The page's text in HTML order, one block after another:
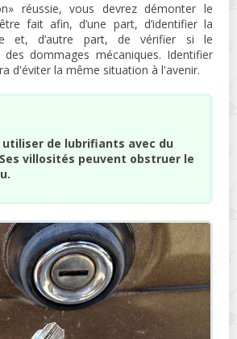
réussie, vous devrez démonter le
fait afin, d’une part, d’identifier la
et, d’autre part, de vérifier si le
dommages mécaniques. Identifier
d'éviter la même situation à l'avenir.
utiliser de lubrifiants avec du
villosités peuvent obstruer le